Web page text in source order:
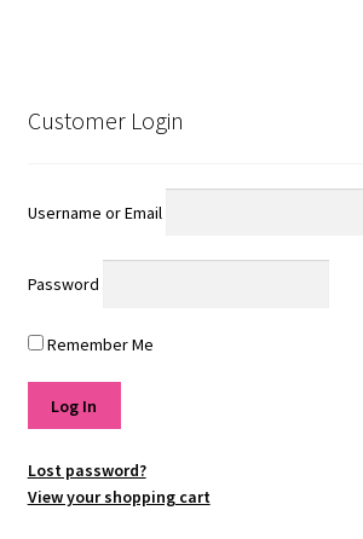
Customer Login
Username or Email
Password
Remember Me
Lost password?
View your shopping cart